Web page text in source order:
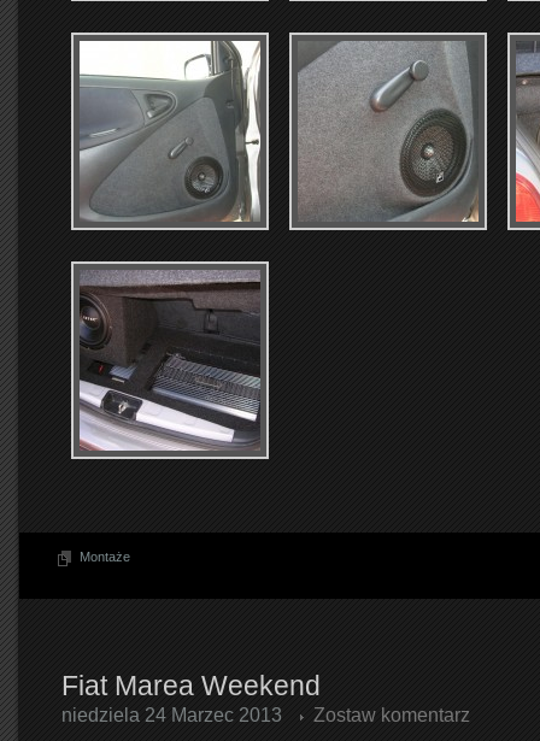
Montaże
Fiat Marea Weekend
niedziela 24 Marzec 2013 Zostaw komentarz